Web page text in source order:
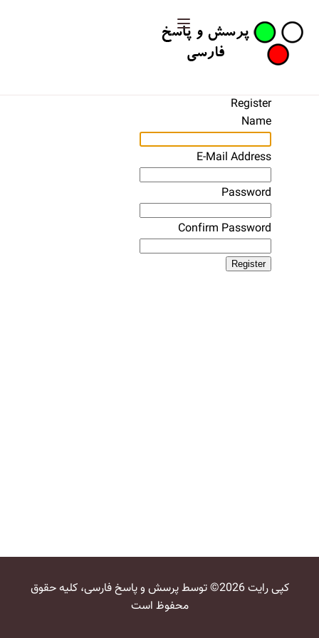
Register
Name
E-Mail Address
Password
Confirm Password
Register
کپی رایت 2026© توسط پرسش و پاسخ فارسی، کلیه حقوق
محفوظ است